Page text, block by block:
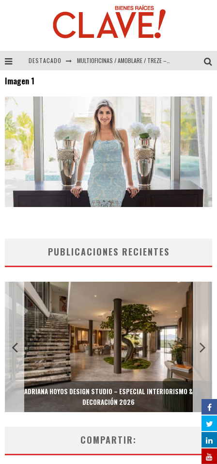
DESTACADO MULTIOFICINAS / AMOBLARE / TREZE – Especial Interiorismo & Decoración 2026
COLINEAL – Especial Interiorismo & Decoración 2026
Imagen 1
PUBLICACIONES RECIENTES
ADRIANA HOYOS DESIGN STUDIO – ESPECIAL INTERIORISMO &
DECORACIÓN 2026
COMPARTIR: